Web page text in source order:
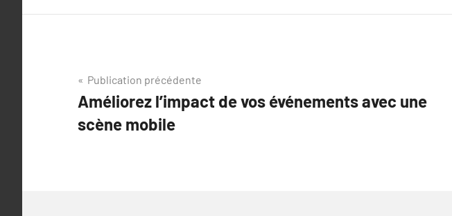
Navigation
de
l’article
Publication précédente
Améliorez l’impact de vos événements avec une
scène mobile